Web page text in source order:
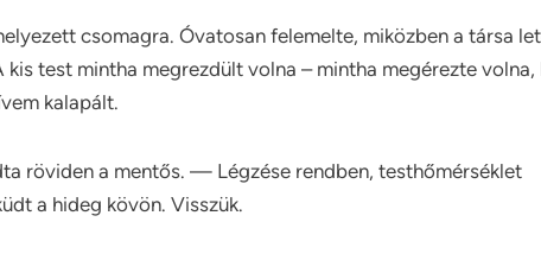
csomagra. Óvatosan felemelte, miközben a társa
test mintha megrezdült volna – mintha megérezte volna,
kalapált.
röviden a mentős. — Légzése rendben, testhőmérséklet
a hideg kövön. Visszük.